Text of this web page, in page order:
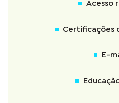
Acesso
Certificações
E-